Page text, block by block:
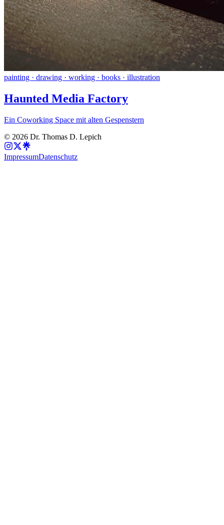
painting · drawing · working · books · illustration
Haunted Media Factory
Ein Coworking Space mit alten Gespenstern
© 2026 Dr. Thomas D. Lepich
ImpressumDatenschutz